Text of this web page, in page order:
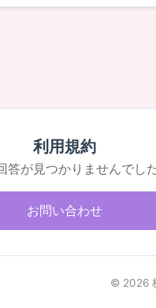
利用規約
答が見つかりませんでし
お問い合わせ
© 2026